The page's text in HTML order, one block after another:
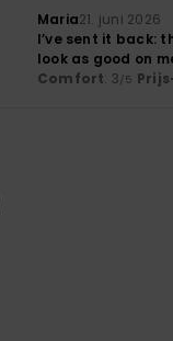
Maria21. juni 2026
I’ve sent it back:
look as good on
Comfort: 3/5